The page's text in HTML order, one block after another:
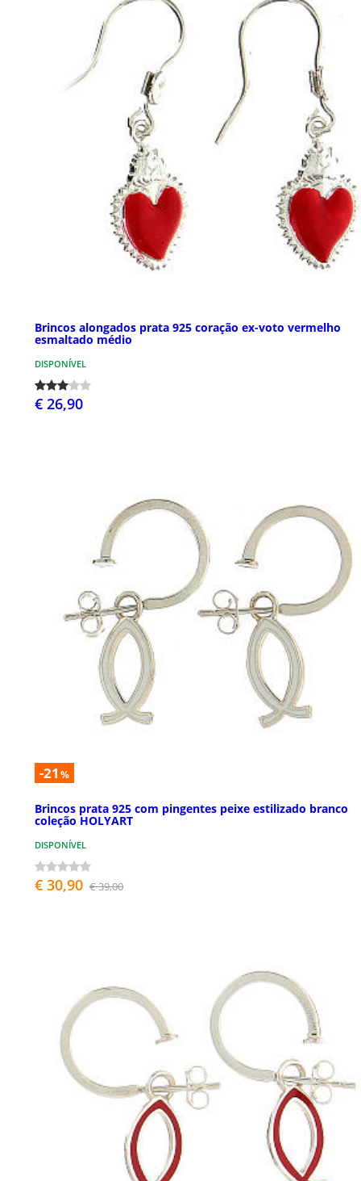
Brincos alongados prata 925 coração ex-voto vermelho
esmaltado médio
DISPONÍVEL
€ 26,90
-21 %
Brincos prata 925 com pingentes peixe estilizado branco
coleção HOLYART
DISPONÍVEL
€ 30,90 € 39,00